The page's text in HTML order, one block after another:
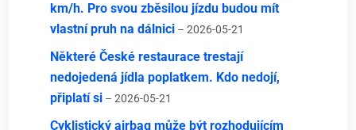
km/h. Pro svou zběsilou jízdu budou mít
vlastní pruh na dálnici – 2026-05-21
Některé České restaurace trestají
nedojedená jídla poplatkem. Kdo nedojí,
připlatí si – 2026-05-21
Cyklistický airbag může být rozhodujícím